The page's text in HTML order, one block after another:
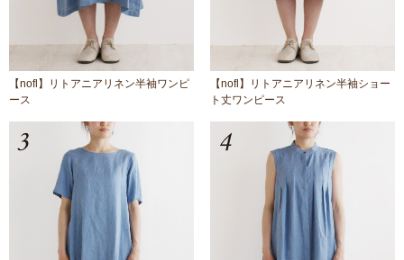
【nofl】リトアニアリネン半袖ワンピ
ース
【nofl】リトアニアリネン半袖ショー
ト丈ワンピース